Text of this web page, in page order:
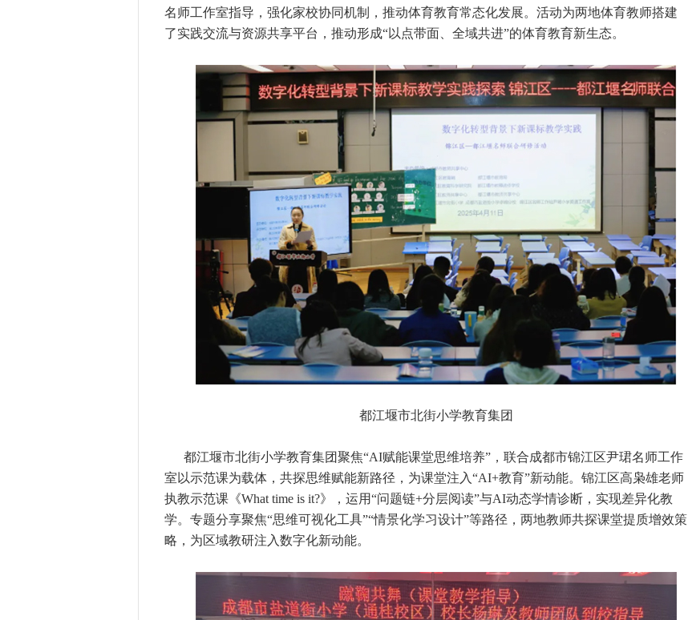
名师工作室指导，强化家校协同机制，推动体育教育常态化发展。活动为两地体育教师搭建
了实践交流与资源共享平台，推动形成“以点带面、全域共进”的体育教育新生态。
都江堰市北街小学教育集团
都江堰市北街小学教育集团聚焦“AI赋能课堂思维培养”，联合成都市锦江区尹珺名师工作
室以示范课为载体，共探思维赋能新路径，为课堂注入“AI+教育”新动能。锦江区高枭雄老师
执教示范课《What time is it?》，运用“问题链+分层阅读”与AI动态学情诊断，实现差异化教
学。专题分享聚焦“思维可视化工具”“情景化学习设计”等路径，两地教师共探课堂提质增效策
略，为区域教研注入数字化新动能。